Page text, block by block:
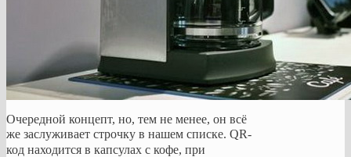
Очередной концепт, но, тем не менее, он всё
же заслуживает строчку в нашем списке. QR-
код находится в капсулах с кофе, при